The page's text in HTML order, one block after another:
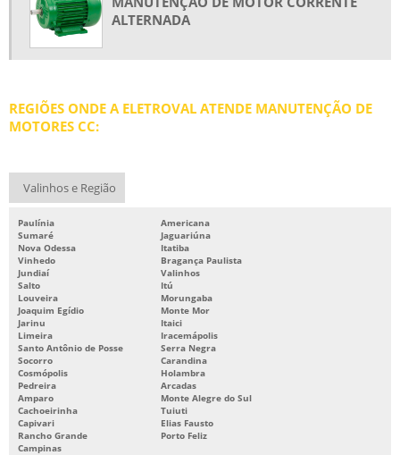
REBOBINAGEM DE MOTORES
REBOBINAGEM DE MOTORES ELÉTRICOS
REBOBINAMENTO DE MOTORES
REBOBINAMENTO DE MOTORES SP
REPARO DE MOTORES ELÉTRICOS
SERVIÇOS DE BOMBAS
ALTERNADA
REGIÕES ONDE A ELETROVAL ATENDE MANUTENÇÃO DE
MOTORES CC:
Valinhos e Região
Paulínia
Americana
Sumaré
Jaguariúna
Nova Odessa
Itatiba
Vinhedo
Bragança Paulista
Jundiaí
Valinhos
Salto
Itú
Louveira
Morungaba
Joaquim Egídio
Monte Mor
Jarinu
Itaici
Limeira
Iracemápolis
Santo Antônio de Posse
Serra Negra
Socorro
Carandina
Cosmópolis
Holambra
Pedreira
Arcadas
Amparo
Monte Alegre do Sul
Cachoeirinha
Tuiuti
Capivari
Elias Fausto
Rancho Grande
Porto Feliz
Campinas